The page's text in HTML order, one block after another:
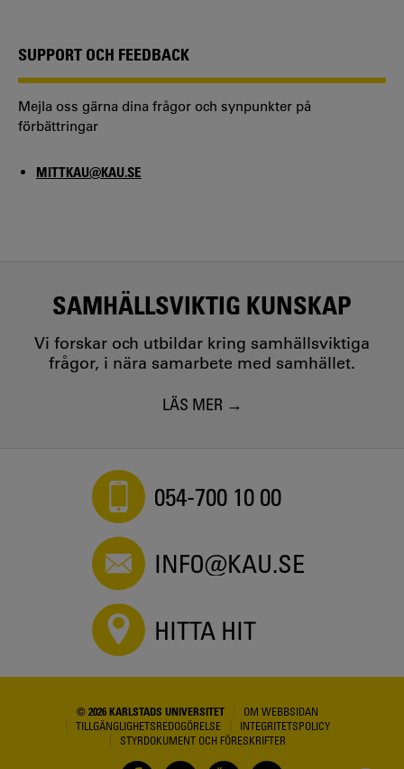
SUPPORT OCH FEEDBACK
Mejla oss gärna dina frågor och synpunkter på
förbättringar
MITTKAU@KAU.SE
SAMHÄLLSVIKTIG KUNSKAP
Vi forskar och utbildar kring samhällsviktiga
frågor, i nära samarbete med samhället.
LÄS MER
054-700 10 00
INFO@KAU.SE
HITTA HIT
© 2026 KARLSTADS UNIVERSITET
OM WEBBSIDAN
TILLGÄNGLIGHETSREDOGÖRELSE
INTEGRITETSPOLICY
STYRDOKUMENT OCH FÖRESKRIFTER